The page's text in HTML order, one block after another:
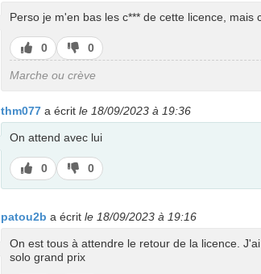
Perso je m'en bas les c*** de cette licence, mais
J’aime
0
J’aime
pas
0
Marche ou crève
thm077 a écrit le 18/09/2023 à 19:36
On attend avec lui
J’aime
0
J’aime
pas
0
patou2b a écrit le 18/09/2023 à 19:16
On est tous à attendre le retour de la licence.
solo grand prix